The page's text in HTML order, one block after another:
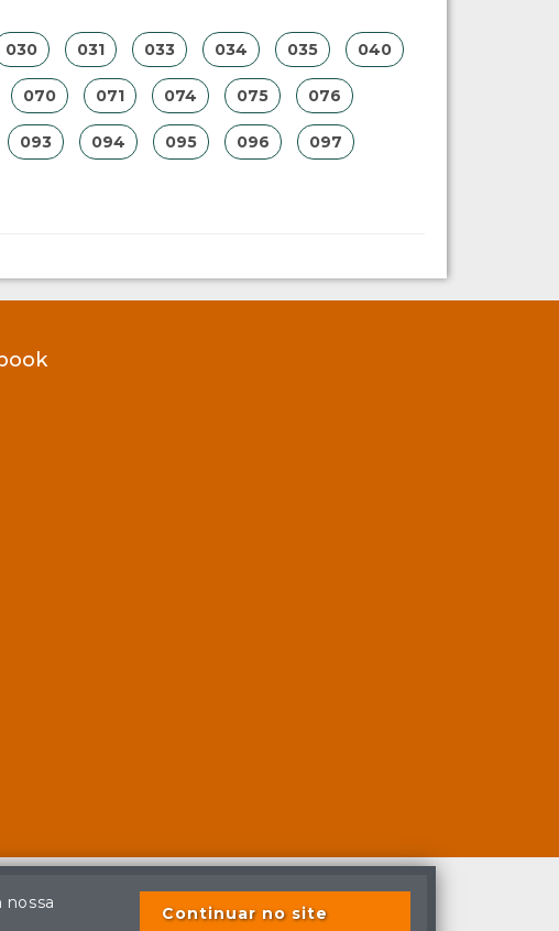
030 031 033 034 035 040
070 071 074 075 076
093 094 095 096 097
Continuar no site